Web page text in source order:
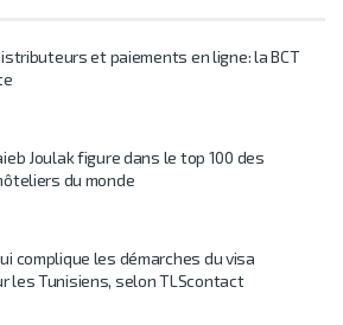
et paiements en ligne: la BCT
Joulak figure dans le top 100 des
du monde
complique les démarches du visa
les Tunisiens, selon TLScontact